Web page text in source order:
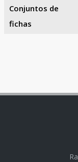
Conjuntos de
fichas